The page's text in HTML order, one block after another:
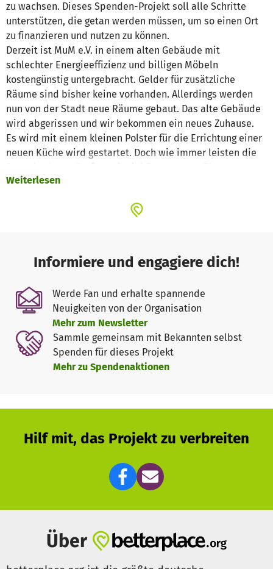
zu wachsen. Dieses Spenden-Projekt soll alle Schritte
unterstützen, die getan werden müssen, um so einen Ort
zu finanzieren und nutzen zu können.
Derzeit ist MuM e.V. in einem alten Gebäude mit
schlechter Energieeffizienz und billigen Möbeln
kostengünstig untergebracht. Gelder für zusätzliche
Räume sind bisher keine vorhanden. Allerdings werden
nun von der Stadt neue Räume gebaut. Das alte Gebäude
wird abgerissen und wir bekommen ein neues Zuhause.
Es wird mit einem kleinen Polster für die Errichtung einer
neuen Küche wird gestartet. Doch wie immer leisten die
Gievenbeck.
bekommen. Am Ende der Aktionen steht nun der Einzug in
Toppheidepark beziehen.
Auf dem Weg wird es viele Dinge geben, die nur mit Geld
beschafft werden können. Im neuen Gebäude müssen wir
auf weniger Raum trotzdem alles unterbringen, daher
möchten wir die Zimmer möglichst multifunktional
einrichten.
Also legen wir los! Vielen Dank für Eure Unterstützung.
Weiterlesen
Informiere und engagiere dich!
Werde Fan und erhalte spannende
Neuigkeiten von der Organisation
Mehr zum Newsletter
Sammle gemeinsam mit Bekannten selbst
Spenden für dieses Projekt
Mehr zu Spendenaktionen
Hilf mit, das Projekt zu verbreiten
Über